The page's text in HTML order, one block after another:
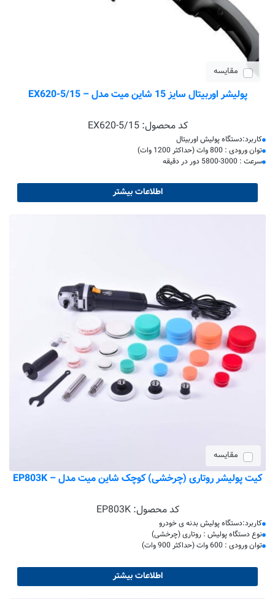
مقایسه
پولیشر اوربیتال سایز 15 شاین میت مدل – EX620-5/15
کد محصول:EX620-5/15
کاربرد:دستگاه پولیش اوربیتال
توان ورودی : 800 وات (حداکثر 1200 وات)
سرعت : 3000-5800 دور در دقیقه
اطلاعات بیشتر
مقایسه
کیت پولیشر روتاری (چرخشی) کوچک شاین میت مدل – EP803K
کد محصول:EP803K
کاربرد:دستگاه پولیش بدنه ی خودرو
نوع دستگاه پولیش : روتاری (چرخشی)
توان ورودی : 600 وات (حداکثر 900 وات)
اطلاعات بیشتر